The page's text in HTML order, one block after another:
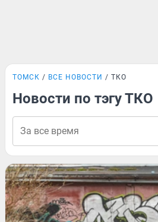
ТОМСК ВСЕ НОВОСТИ ТКО
Новости по тэгу ТКО